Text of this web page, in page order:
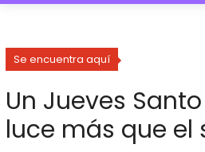
Se encuentra aquí
Un Jueves
luce más que el